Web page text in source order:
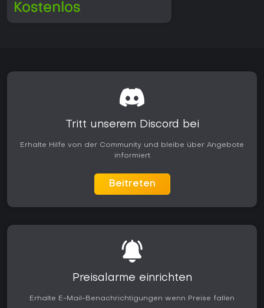
Kostenlos
Tritt unserem Discord bei
Erhalte Hilfe von der Community und bleibe über Angebote
informiert
Beitreten
Preisalarme einrichten
Erhalte E-Mail-Benachrichtigungen wenn Preise fallen